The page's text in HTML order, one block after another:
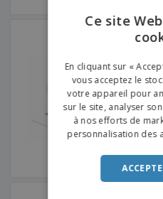
Ce site
En cliquant sur «
vous acceptez le
votre appareil pour
sur le site, analyser
à nos efforts de
personnalisation des